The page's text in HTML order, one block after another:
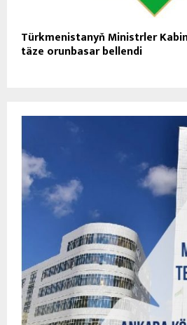
Türkmenistanyň Ministrler
täze orunbasar bellendi